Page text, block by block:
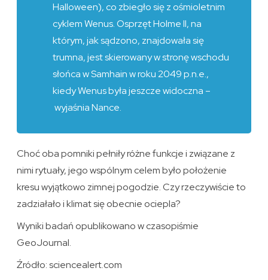
Halloween), co zbiegło się z ośmioletnim
cyklem Wenus. Osprzęt Holme II, na
którym, jak sądzono, znajdowała się
trumna, jest skierowany w stronę wschodu
słońca w Samhain w roku 2049 p.n.e.,
kiedy Wenus była jeszcze widoczna –
wyjaśnia Nance.
Choć oba pomniki pełniły różne funkcje i związane z
nimi rytuały, jego wspólnym celem było położenie
kresu wyjątkowo zimnej pogodzie. Czy rzeczywiście to
zadziałało i klimat się obecnie ociepla?
Wyniki badań opublikowano w czasopiśmie
GeoJournal.
Źródło: sciencealert.com